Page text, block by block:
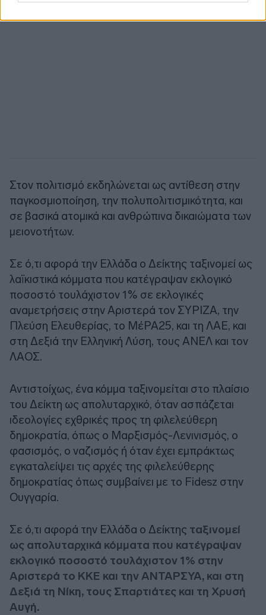
Στον πολιτισμό εκδηλώνεται ως αντίθεση στην
παγκοσμιοποίηση, την πολυπολιτισμικότητα, και
σε βασικά ατομικά και ανθρώπινα δικαιώματα των
μειονοτήτων.
Σε ό,τι αφορά την Ελλάδα ο Δείκτης ταξινομεί ως
λαϊκιστικά κόμματα που κατέγραψαν εκλογικό
ποσοστό τουλάχιστον 1% σε εκλογικές
αναμετρήσεις στην Αριστερά τον ΣΥΡΙΖΑ, την
Πλεύση Ελευθερίας, το ΜέΡΑ25, και τη ΛΑΕ, και
στη Δεξιά την Ελληνική Λύση, τους ΑΝΕΛ και τον
ΛΑΟΣ.
Αντιστοίχως, ένα κόμμα ταξινομείται στο πλαίσιο
του Δείκτη ως απολυταρχικό, όταν ασπάζεται
ιδεολογίες εχθρικές προς τη φιλελεύθερη
δημοκρατία, όπως ο Μαρξισμός-Λενινισμός, ο
φασισμός, ο ναζισμός ή όταν έχει εμπράκτως
εγκαταλείψει τις αρχές της φιλελεύθερης
δημοκρατίας όπως συμβαίνει με το Fidesz στην
Ουγγαρία.
Σε ό,τι αφορά την Ελλάδα ο Δείκτης ταξινομεί
ως απολυταρχικά κόμματα που κατέγραψαν
εκλογικό ποσοστό τουλάχιστον 1% στην
Αριστερά το ΚΚΕ και την ΑΝΤΑΡΣΥΑ, και στη
Δεξιά τη Νίκη, τους Σπαρτιάτες και τη Χρυσή
Αυγή.